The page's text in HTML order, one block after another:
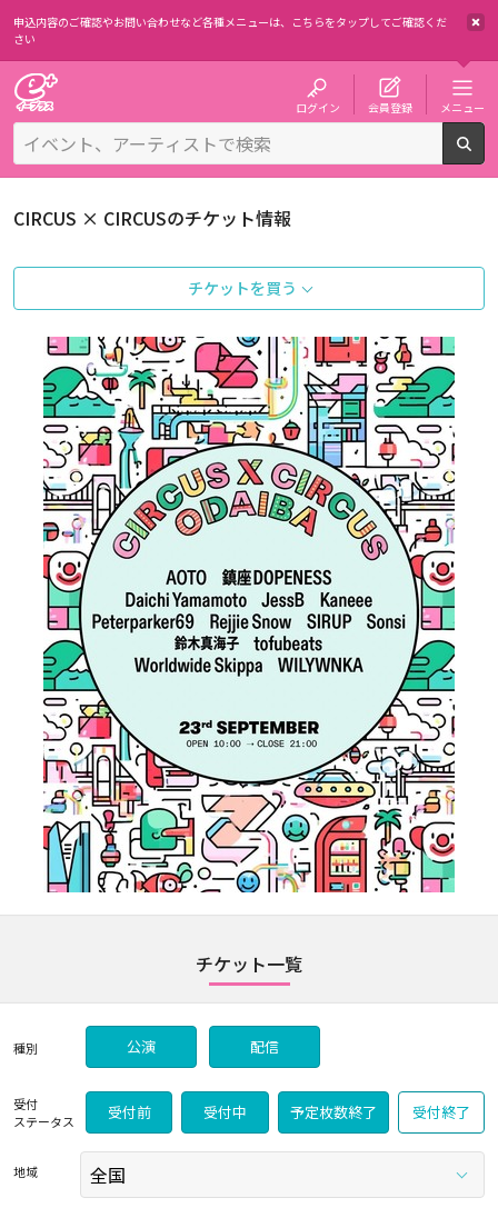
申込内容のご確認やお問い合わせなど各種メニューは、 こちらをタップしてご確認くだ
さい
ログイン 会員登録 メニュー
CIRCUS × CIRCUSのチケット情報
チケットを買う
チケット一覧
種別 公演 配信
受付
ステータス
受付前 受付中 予定枚数終了 受付終了
地域